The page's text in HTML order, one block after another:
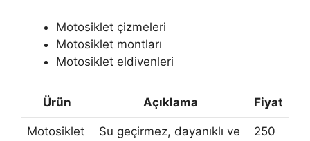
Motosiklet çizmeleri
Motosiklet montları
Motosiklet eldivenleri
Ürün Açıklama Fiyat
Motosiklet
Su geçirmez, dayanıklı ve
250